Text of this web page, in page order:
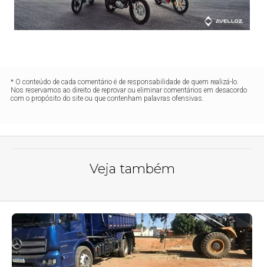
* O conteúdo de cada comentário é de responsabilidade de quem realizá-lo.
Nos reservamos ao direito de reprovar ou eliminar comentários em desacordo
com o propósito do site ou que contenham palavras ofensivas.
Veja também